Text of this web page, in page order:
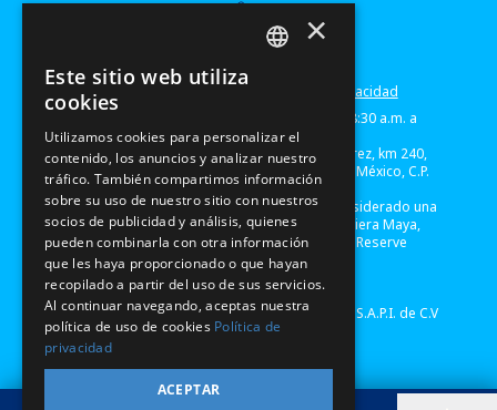
Términos de Uso
Aviso de Privacidad
Horario del Parque: lunes a sabádo de 8:30 a.m. a
6:00 p.m. (EST)
Xel-Há - México, Carretera Chetumal Puerto Juárez, km 240,
Locales 1 & 2, Módulo B, Xel-Há, Quintana Roo, México,C.P.
77780
Descubre el paraiso mexicano en un lugar considerado una
de las maravillas naturales en el mundo y la Riviera Maya,
ven y disfruta de hacer snorkel ilimitadamente. Reserve
ahora tu aventura en Xel-Há.
Teléfono Cancún: 998-883-3143
www.xelha.com/es/
©Copyright 2022 Experiencias Xcaret Parques, S.A.P.I. de C.V
EN
×
Este sitio web utiliza
cookies
Utilizamos cookies para personalizar el
contenido, los anuncios y analizar nuestro
tráfico. También compartimos información
sobre su uso de nuestro sitio con nuestros
socios de publicidad y análisis, quienes
pueden combinarla con otra información
que les haya proporcionado o que hayan
recopilado a partir del uso de sus servicios.
Al continuar navegando, aceptas nuestra
política de uso de cookies Política de
privacidad
ACEPTAR